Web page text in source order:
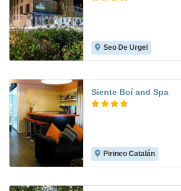
Seo De Urgel
Siente Boí and Spa
Pirineo Catalán